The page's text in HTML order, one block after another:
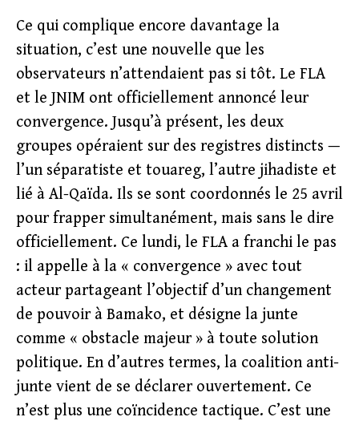
Ce qui complique encore davantage la
situation, c’est une nouvelle que les
observateurs n’attendaient pas si tôt. Le FLA
et le JNIM ont officiellement annoncé leur
convergence. Jusqu’à présent, les deux
groupes opéraient sur des registres distincts —
l’un séparatiste et touareg, l’autre jihadiste et
lié à Al-Qaïda. Ils se sont coordonnés le 25 avril
pour frapper simultanément, mais sans le dire
officiellement. Ce lundi, le FLA a franchi le pas
: il appelle à la « convergence » avec tout
acteur partageant l’objectif d’un changement
de pouvoir à Bamako, et désigne la junte
comme « obstacle majeur » à toute solution
politique. En d’autres termes, la coalition anti-
junte vient de se déclarer ouvertement. Ce
n’est plus une coïncidence tactique. C’est une